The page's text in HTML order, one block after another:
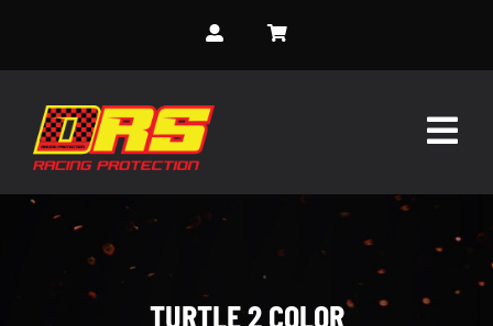
content
INICIO
SOBRE NOSOTROS
TURTLE 2 COLOR